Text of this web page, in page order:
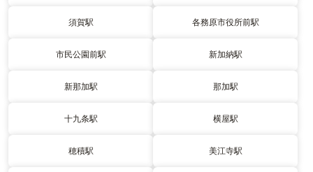
須賀駅 各務原市役所前駅
市民公園前駅 新加納駅
新那加駅 那加駅
十九条駅 横屋駅
穂積駅 美江寺駅